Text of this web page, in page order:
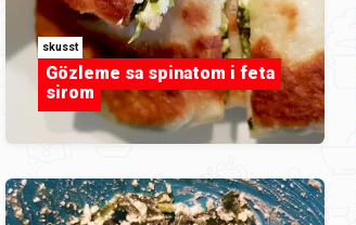
skusst
Gözleme sa spinatom i feta
sirom